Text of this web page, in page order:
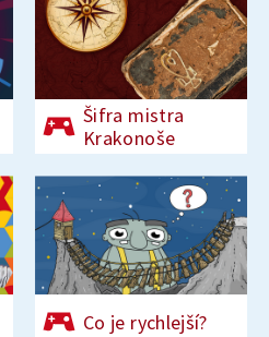
Šifra mistra
Krakonoše
Co je rychlejší?